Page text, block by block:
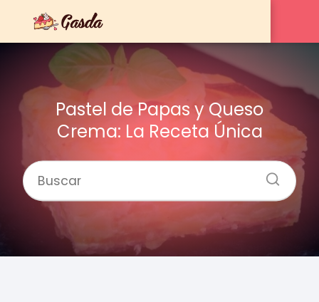
Pastel de Papas y Queso
Crema: La Receta Única